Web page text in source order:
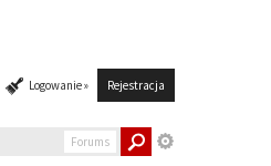
Logowanie » Rejestracja
Forums